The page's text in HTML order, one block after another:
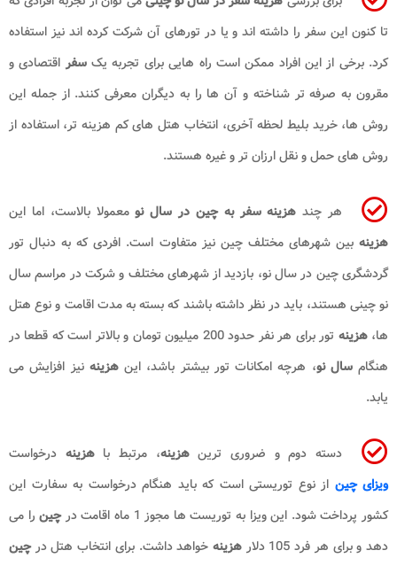
تا کنون این سفر را داشته اند و یا در تورهای آن شرکت کرده اند نیز استفاده
کرد. برخی از این افراد ممکن است راه هایی برای تجربه یکسفراقتصادی و
مقرون به صرفه تر شناخته و آن ها را به دیگران معرفی کنند. از جمله این
روش ها، خرید بلیط لحظه آخری، انتخاب هتل های کم هزینه تر، استفاده از
روش های حمل و نقل ارزان تر و غیره هستند.
هر چند هزینه سفر به چین در سال نومعمولا بالاست، اما این
هزینه بین شهرهای مختلف چین نیز متفاوت است. افردی که به دنبال تور
گردشگری چین در سال نو، بازدید از شهرهای مختلف و شرکت در مراسم سال
نو چینی هستند، باید در نظر داشته باشند که بسته به مدت اقامت و نوع هتل
ها،هزینه
تور برای هر نفر حدود 200 میلیون تومان و بالاتر است که قطعا در
هنگامسال نو، هرچه امکانات تور بیشتر باشد، اینهزینه نیز افزایش می
یابد.
دسته دوم و ضروری ترینهزینه، مرتبط باهزینه درخواست
ویزای چین از نوع توریستی است که باید هنگام درخواست به سفارت این
کشور پرداخت شود. این ویزا به توریست ها مجوز 1 ماه اقامت در
چینرا می
دهد و برای هر فرد 105 دلار
هزینه خواهد داشت. برای انتخاب هتل درچین